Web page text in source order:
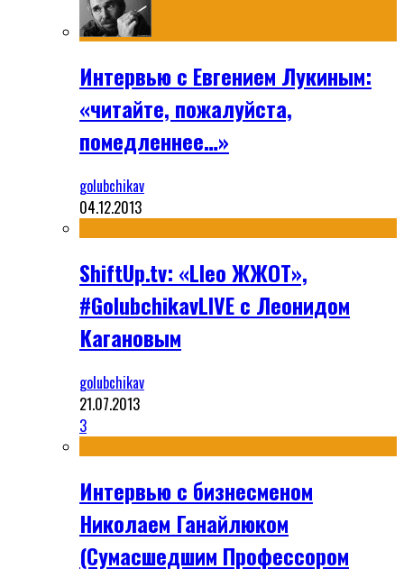
Интервью с Евгением Лукиным:
«читайте, пожалуйста,
помедленнее…»
golubchikav
04.12.2013
ShiftUp.tv: «Lleo ЖЖОТ»,
#GolubchikavLIVE с Леонидом
Кагановым
golubchikav
21.07.2013
3
Интервью с бизнесменом
Николаем Ганайлюком
(Сумасшедшим Профессором